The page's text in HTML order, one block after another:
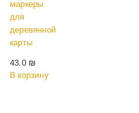
маркеры
для
деревянной
карты
43.0 ₪
В корзину